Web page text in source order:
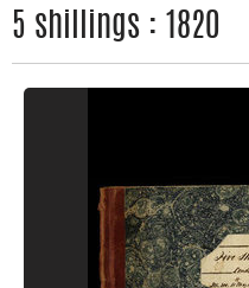
5 shillings : 1820